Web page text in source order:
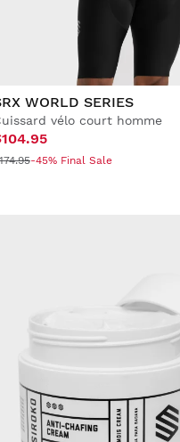
WORLD SERIES
vélo court homme
-45% Final Sale